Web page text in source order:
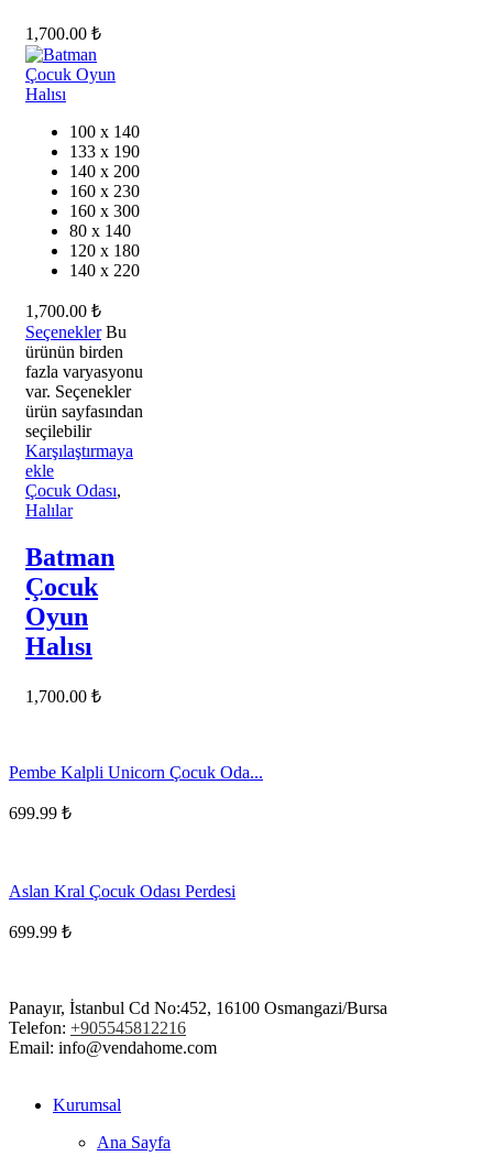
1,700.00 ₺
100 x 140
133 x 190
140 x 200
160 x 230
160 x 300
80 x 140
120 x 180
140 x 220
1,700.00 ₺
Seçenekler Bu
ürünün birden
fazla varyasyonu
var. Seçenekler
ürün sayfasından
seçilebilir
Karşılaştırmaya
ekle
Çocuk Odası,
Halılar
Batman
Çocuk
Oyun
Halısı
1,700.00 ₺
Pembe Kalpli Unicorn Çocuk Oda...
699.99 ₺
Aslan Kral Çocuk Odası Perdesi
699.99 ₺
Panayır, İstanbul Cd No:452, 16100 Osmangazi/Bursa
Telefon: +905545812216
Email: info@vendahome.com
Kurumsal
Ana Sayfa